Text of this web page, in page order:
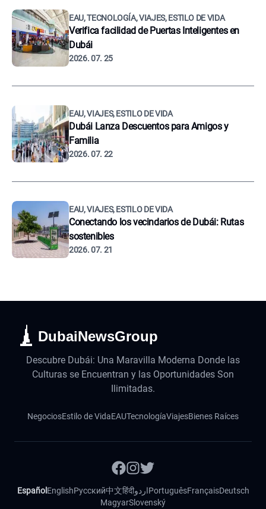
EAU, TECNOLOGÍA, VIAJES, ESTILO DE VIDA
Verifica facilidad de Puertas Inteligentes en
Dubái
2026. 07. 25
EAU, VIAJES, ESTILO DE VIDA
Dubái Lanza Descuentos para Amigos y
Familia
2026. 07. 22
EAU, VIAJES, ESTILO DE VIDA
Conectando los vecindarios de Dubái: Rutas
sostenibles
2026. 07. 21
DubaiNewsGroup
Descubre Dubái: Una Maravilla Moderna Donde las
Culturas se Encuentran y las Oportunidades Son
Ilimitadas.
NegociosEstilo de VidaEAUTecnologíaViajesBienes Raíces
Español EnglishРусский中文हिंदीاردوPortuguêsFrançaisDeutsch
MagyarSlovenský